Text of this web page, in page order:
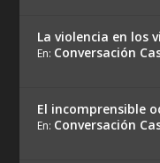
La violencia en los
En: Conversación
El incomprensible
En: Conversación